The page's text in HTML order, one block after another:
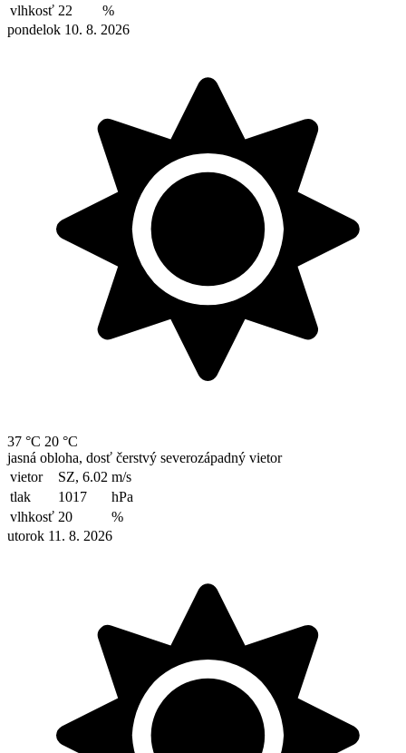
vlhkosť 22
%
pondelok 10. 8. 2026
37 °C 20 °C
jasná obloha, dosť čerstvý severozápadný vietor
vietor
SZ, 6.02 m/s
tlak
1017
hPa
vlhkosť 20
%
utorok 11. 8. 2026